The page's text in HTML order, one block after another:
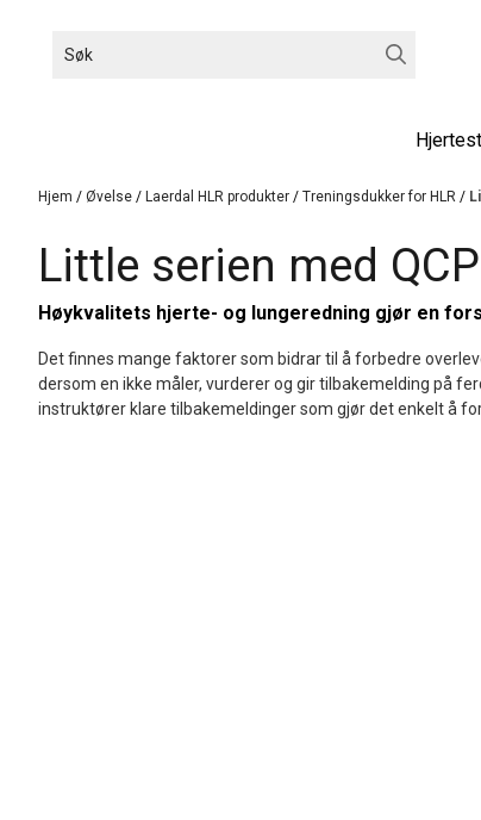
Hjem / Øvelse / Laerdal HLR produkter / Treningsdukker for HLR /
Little serien med
Høykvalitets hjerte- og lungeredning gjør en
Det finnes mange faktorer som bidrar til å forbedre
dersom en ikke måler, vurderer og gir tilbakemelding på
instruktører klare tilbakemeldinger som gjør det enkelt å